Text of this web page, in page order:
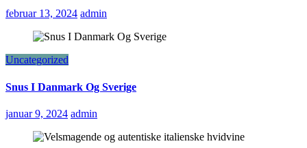
februar 13, 2024 admin
Uncategorized
Snus I Danmark Og Sverige
januar 9, 2024 admin